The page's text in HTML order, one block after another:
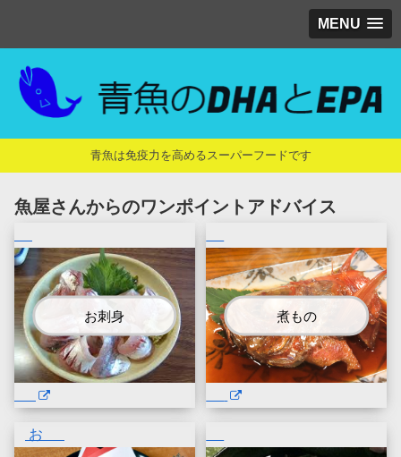
MENU
青魚は免疫力を高めるスーパーフードです
魚屋さんからのワンポイントアドバイス
お刺身 煮もの
お